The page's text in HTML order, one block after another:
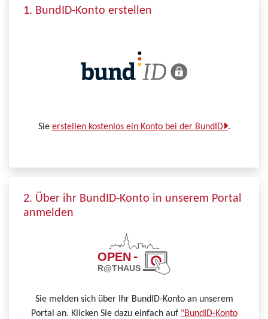
1. BundID-Konto erstellen
Sie erstellen kostenlos ein Konto bei der BundID .
2. Über ihr BundID-Konto in unserem Portal
anmelden
Sie melden sich über Ihr BundID-Konto an unserem
Portal an. Klicken Sie dazu einfach auf "BundID-Konto